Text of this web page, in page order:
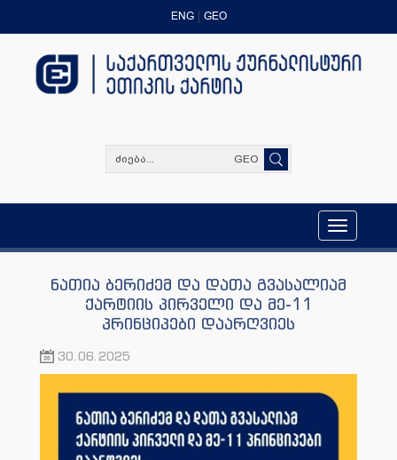
ENG GEO
GEO
Toggle
navigation
ნათია ბერიძემ და დათა გვასალიამ
ქარტიის პირველი და მე-11
პრინციპები დაარღვიეს
30.06.2025